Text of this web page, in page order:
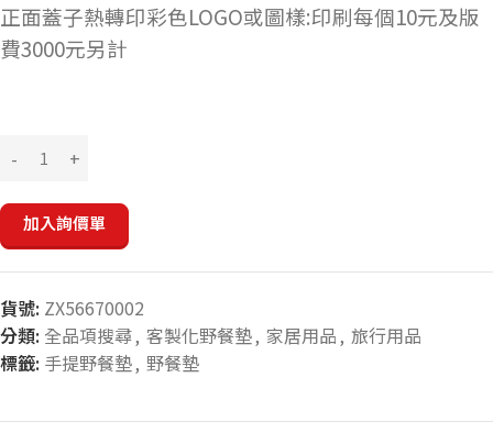
正面蓋子熱轉印彩色LOGO或圖樣:印刷每個10元及版
費3000元另計
加入詢價單
貨號: ZX56670002
分類: 全品項搜尋, 客製化野餐墊, 家居用品 , 旅行用品
標籤: 手提野餐墊, 野餐墊